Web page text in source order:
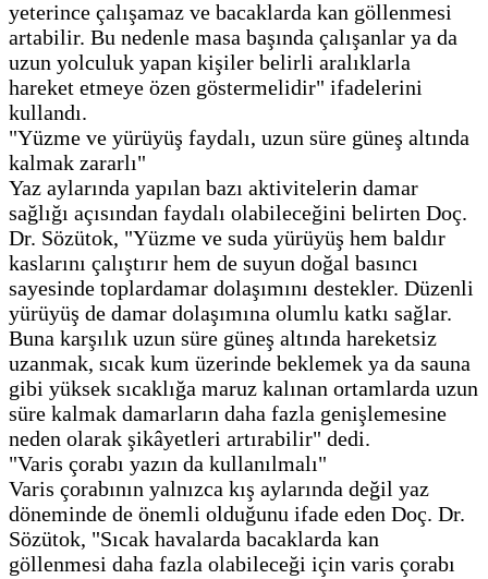
yeterince çalışamaz ve bacaklarda kan göllenmesi
artabilir. Bu nedenle masa başında çalışanlar ya da
uzun yolculuk yapan kişiler belirli aralıklarla
hareket etmeye özen göstermelidir" ifadelerini
kullandı.
"Yüzme ve yürüyüş faydalı, uzun süre güneş altında
kalmak zararlı"
Yaz aylarında yapılan bazı aktivitelerin damar
sağlığı açısından faydalı olabileceğini belirten Doç.
Dr. Sözütok, "Yüzme ve suda yürüyüş hem baldır
kaslarını çalıştırır hem de suyun doğal basıncı
sayesinde toplardamar dolaşımını destekler. Düzenli
yürüyüş de damar dolaşımına olumlu katkı sağlar.
Buna karşılık uzun süre güneş altında hareketsiz
uzanmak, sıcak kum üzerinde beklemek ya da sauna
gibi yüksek sıcaklığa maruz kalınan ortamlarda uzun
süre kalmak damarların daha fazla genişlemesine
neden olarak şikâyetleri artırabilir" dedi.
"Varis çorabı yazın da kullanılmalı"
Varis çorabının yalnızca kış aylarında değil yaz
döneminde de önemli olduğunu ifade eden Doç. Dr.
Sözütok, "Sıcak havalarda bacaklarda kan
göllenmesi daha fazla olabileceği için varis çorabı